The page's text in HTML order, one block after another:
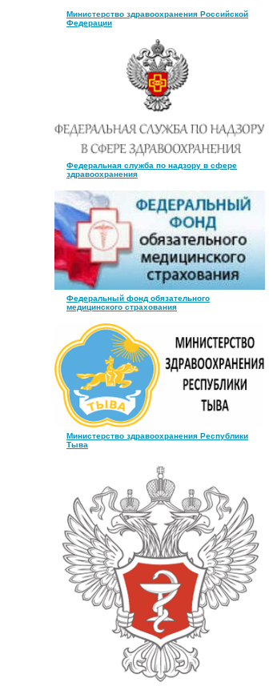
Министерство здравоохранения Российской
Федерации
Федеральная служба по надзору в сфере
здравоохранения
Федеральный фонд обязательного
медицинского страхования
Министерство здравоохранения Республики
Тыва